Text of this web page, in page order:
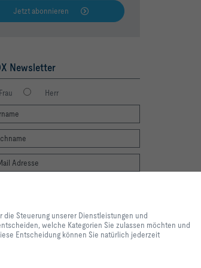
Jetzt abonnieren
Newsletter
Frau Herr
Sie
Steuerung unserer Dienstleistungen und
welche Kategorien Sie zulassen möchten und
Entscheidung können Sie natürlich jederzeit